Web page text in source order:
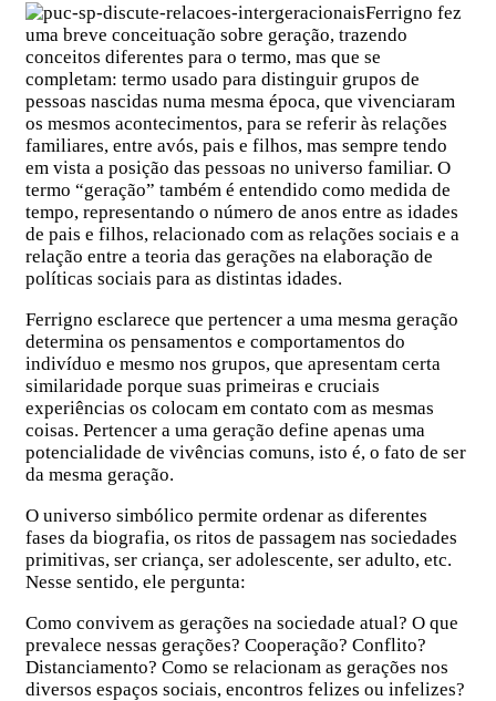
Ferrigno fez
uma breve conceituação sobre geração, trazendo
conceitos diferentes para o termo, mas que se
completam: termo usado para distinguir grupos de
pessoas nascidas numa mesma época, que vivenciaram
os mesmos acontecimentos, para se referir às relações
familiares, entre avós, pais e filhos, mas sempre tendo
em vista a posição das pessoas no universo familiar. O
termo “geração” também é entendido como medida de
tempo, representando o número de anos entre as idades
de pais e filhos, relacionado com as relações sociais e a
relação entre a teoria das gerações na elaboração de
políticas sociais para as distintas idades.
Ferrigno esclarece que pertencer a uma mesma geração
determina os pensamentos e comportamentos do
indivíduo e mesmo nos grupos, que apresentam certa
similaridade porque suas primeiras e cruciais
experiências os colocam em contato com as mesmas
coisas. Pertencer a uma geração define apenas uma
potencialidade de vivências comuns, isto é, o fato de ser
da mesma geração.
O universo simbólico permite ordenar as diferentes
fases da biografia, os ritos de passagem nas sociedades
primitivas, ser criança, ser adolescente, ser adulto, etc.
Nesse sentido, ele pergunta:
Como convivem as gerações na sociedade atual? O que
prevalece nessas gerações? Cooperação? Conflito?
Distanciamento? Como se relacionam as gerações nos
diversos espaços sociais, encontros felizes ou infelizes?